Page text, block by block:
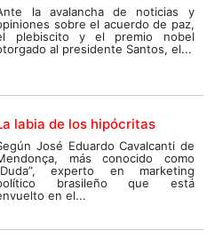
la avalancha de noticias y
sobre el acuerdo de paz,
plebiscito y el premio nobel
al presidente Santos, el...
labia de los hipócritas
José Eduardo Cavalcanti de
más conocido como
experto en marketing
brasileño que está
en el...